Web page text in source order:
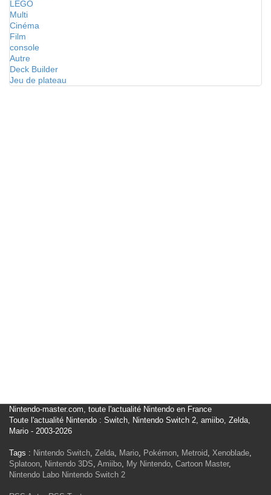
LEGO
Multi
Cinéma
Film
console
Autre
Deck Builder
Jeu de plateau
Nintendo-master.com, toute l'actualité Nintendo en France
Toute l'actualité Nintendo : Switch, Nintendo Switch 2, amiibo, Zelda,
Mario - 2003-2026
Tags : Nintendo Switch, Zelda, Mario, Pokémon, Metroid, Xenoblade,
Splatoon, Nintendo 3DS, Amiibo, My Nintendo, Cartoon Master,
Nintendo Labo Nintendo Switch 2